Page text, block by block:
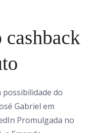
do
Gabriel em
Promulgada no